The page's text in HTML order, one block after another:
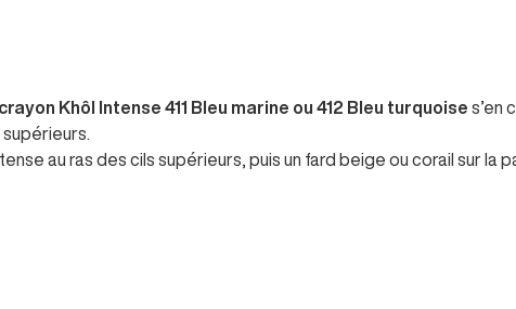
crayon Khôl Intense 411 Bleu marine ou 412 Bleu turquoise s’en
au ras des cils supérieurs, puis un fard beige ou corail sur la